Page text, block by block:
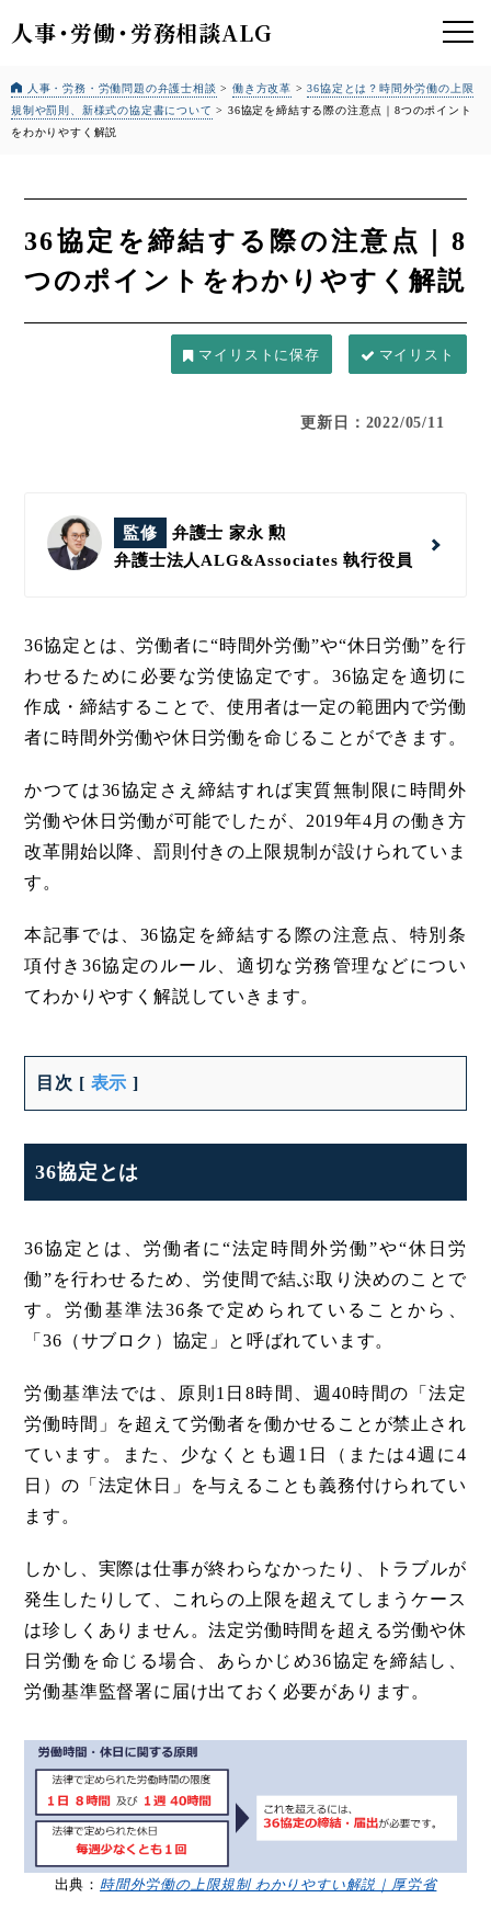
人事・労働・労務相談ALG
人事・労務・労働問題の弁護士相談 >働き方改革 >36協定とは？時間外労働の上限
規制や罰則、新様式の協定書について >36協定を締結する際の注意点｜8つのポイント
をわかりやすく解説
36協定を締結する際の注意点｜8
つのポイントをわかりやすく解説
マイリスト
更新日：2022/05/11
監修
弁護士 家永 勲
弁護士法人ALG&Associates執行役員
36協定とは、労働者に“時間外労働”や“休日労働”を行
わせるために必要な労使協定です。36協定を適切に
作成・締結することで、使用者は一定の範囲内で労働
者に時間外労働や休日労働を命じることができます。
かつては36協定さえ締結すれば実質無制限に時間外
労働や休日労働が可能でしたが、2019年4月の働き方
改革開始以降、罰則付きの上限規制が設けられていま
す。
本記事では、36協定を締結する際の注意点、特別条
項付き36協定のルール、適切な労務管理などについ
てわかりやすく解説していきます。
目次 [ 表示 ]
36協定とは
36協定とは、労働者に“法定時間外労働”や“休日労
働”を行わせるため、労使間で結ぶ取り決めのことで
す。労働基準法36条で定められていることから、
「36（サブロク）協定」と呼ばれています。
労働基準法では、原則1日8時間、週40時間の「法定
労働時間」を超えて労働者を働かせることが禁止され
ています。また、少なくとも週1日（または4週に4
日）の「法定休日」を与えることも義務付けられてい
ます。
しかし、実際は仕事が終わらなかったり、トラブルが
発生したりして、これらの上限を超えてしまうケース
は珍しくありません。法定労働時間を超える労働や休
日労働を命じる場合、あらかじめ36協定を締結し、
労働基準監督署に届け出ておく必要があります。
出典： 時間外労働の上限規制 わかりやすい解説｜厚労省